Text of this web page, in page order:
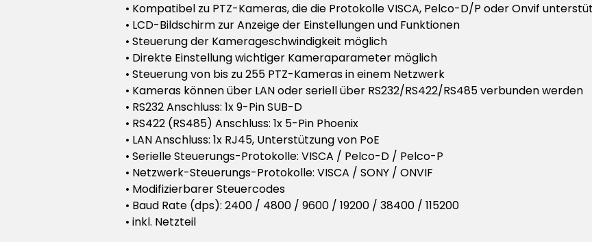
• Kompatibel zu PTZ-Kameras, die die Protokolle VISCA, Pelco-D/P oder Onvif
• LCD-Bildschirm zur Anzeige der Einstellungen und Funktionen
• Steuerung der Kamerageschwindigkeit möglich
• Direkte Einstellung wichtiger Kameraparameter möglich
• Steuerung von bis zu 255 PTZ-Kameras in einem Netzwerk
• Kameras können über LAN oder seriell über RS232/RS422/RS485 verbunden werden
• RS232 Anschluss: 1x 9-Pin SUB-D
• RS422 (RS485) Anschluss: 1x 5-Pin Phoenix
• LAN Anschluss: 1x RJ45, Unterstützung von PoE
• Serielle Steuerungs-Protokolle: VISCA / Pelco-D / Pelco-P
• Netzwerk-Steuerungs-Protokolle: VISCA / SONY / ONVIF
• Modifizierbarer Steuercodes
• Baud Rate (dps): 2400 / 4800 / 9600 / 19200 / 38400 / 115200
• inkl. Netzteil